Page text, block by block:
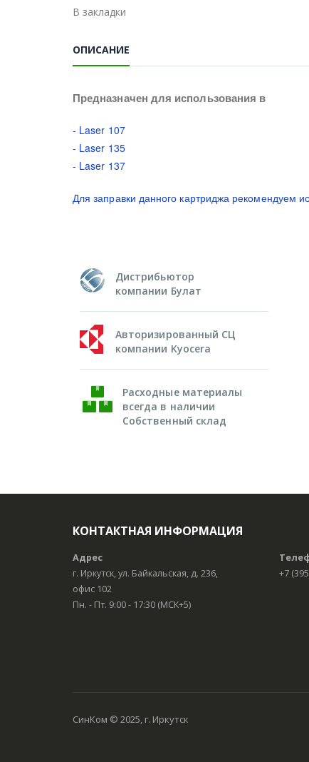
В закладки
ОПИСАНИЕ
Предназначен для использования в
- Laser 107
- Laser 135
- Laser 137
Для заправки данного картриджа рекомендуем
Дистрибьютор
компании Булат
Авторизированный СЦ
компании Kyocera
Расходные материалы
всегда в наличии
Собственный склад
КОНТАКТНАЯ ИНФОРМАЦИЯ
Адрес
г. Иркутск, ул. Байкальская, д. 236,
офис 102
Пн. - Пт. 9:00 - 17:30 (МСК+5)
+7
СинКом © 2025, г. Иркутск